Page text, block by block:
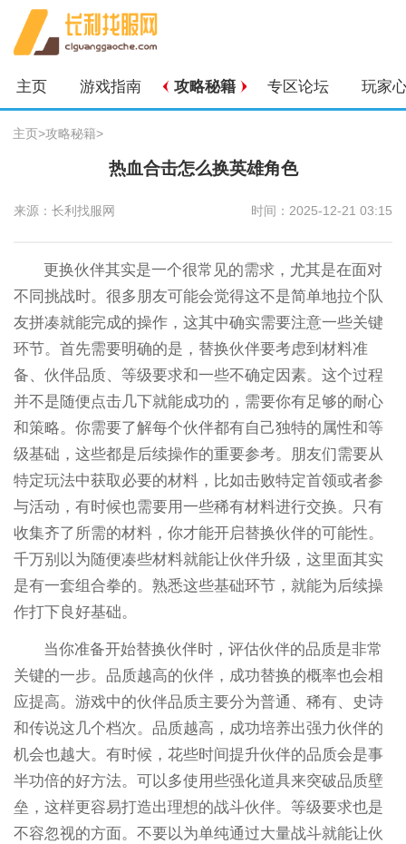
主页 游戏指南 攻略秘籍 专区论坛 玩家
主页>攻略秘籍>
热血合击怎么换英雄角色
来源：长利找服网 时间：2025-12-21 03:15
更换伙伴其实是一个很常见的需求，尤其是在面对
不同挑战时。很多朋友可能会觉得这不是简单地拉个队
友拼凑就能完成的操作，这其中确实需要注意一些关键
环节。首先需要明确的是，替换伙伴要考虑到材料准
备、伙伴品质、等级要求和一些不确定因素。这个过程
并不是随便点击几下就能成功的，需要你有足够的耐心
和策略。你需要了解每个伙伴都有自己独特的属性和等
级基础，这些都是后续操作的重要参考。朋友们需要从
特定玩法中获取必要的材料，比如击败特定首领或者参
与活动，有时候也需要用一些稀有材料进行交换。只有
收集齐了所需的材料，你才能开启替换伙伴的可能性。
千万别以为随便凑些材料就能让伙伴升级，这里面其实
是有一套组合拳的。熟悉这些基础环节，就能为后续操
作打下良好基础。
当你准备开始替换伙伴时，评估伙伴的品质是非常
关键的一步。品质越高的伙伴，成功替换的概率也会相
应提高。游戏中的伙伴品质主要分为普通、稀有、史诗
和传说这几个档次。品质越高，成功培养出强力伙伴的
机会也越大。有时候，花些时间提升伙伴的品质会是事
半功倍的好方法。可以多使用些强化道具来突破品质壁
垒，这样更容易打造出理想的战斗伙伴。等级要求也是
不容忽视的方面。不要以为单纯通过大量战斗就能让伙